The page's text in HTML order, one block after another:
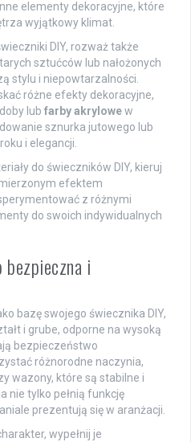
elementy dekoracyjne, które
wyjątkowy klimat.
DIY, rozważ także
sztućców lub nałożonych
stylu i niepowtarzalności.
różne efekty dekoracyjne,
lub farby akrylowew
sznurka jutowego lub
i elegancji.
do świeczników DIY, kieruj
efektem
z różnymi
do swoich indywidualnych
bezpieczna i
bazę swojego świecznika DIY,
i grube, odporne na wysoką
bezpieczeństwo
różnorodne naczynia,
wazony, które są stabilne i
nie tylko pełnią funkcję
prezentują się w aranżacji.
wypełnij je